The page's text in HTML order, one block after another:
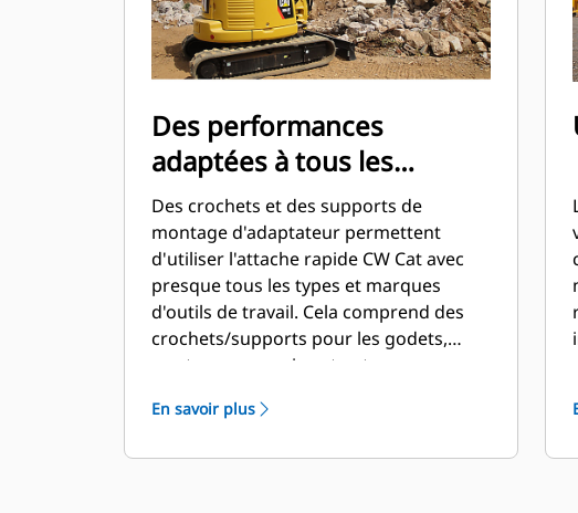
Des performances
adaptées à tous les
équipements
Des crochets et des supports de
montage d'adaptateur permettent
d'utiliser l'attache rapide CW Cat avec
presque tous les types et marques
d'outils de travail. Cela comprend des
crochets/supports pour les godets,
marteaux, grappins et autres
En savoir plus